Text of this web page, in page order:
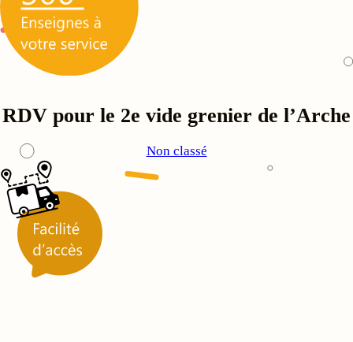
RDV pour le 2e vide grenier de l’Arche
Non classé